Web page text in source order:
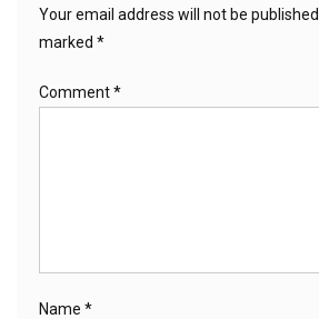
Your email address will not be published.
marked *
Comment*
Name *